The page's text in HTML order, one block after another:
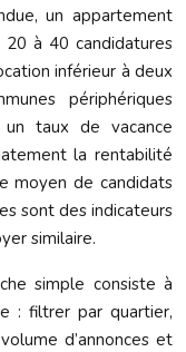
un appartement
à 40 candidatures
inférieur à deux
périphériques
taux de vacance
la rentabilité
moyen de candidats
sont des indicateurs
similaire.
simple consiste à
: filtrer par quartier,
d’annonces et